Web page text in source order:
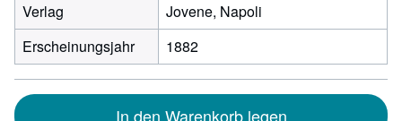
Verlag
Jovene, Napoli
Erscheinungsjahr
1882
In den Warenkorb legen